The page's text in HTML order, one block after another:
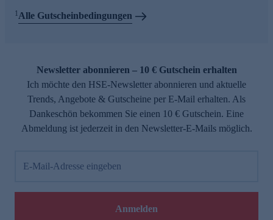
1Alle Gutscheinbedingungen
Newsletter abonnieren – 10 € Gutschein erhalten
Ich möchte den HSE-Newsletter abonnieren und aktuelle
Trends, Angebote & Gutscheine per E-Mail erhalten. Als
Dankeschön bekommen Sie einen 10 € Gutschein. Eine
Abmeldung ist jederzeit in den Newsletter-E-Mails möglich.
E-Mail-Adresse eingeben
Anmelden